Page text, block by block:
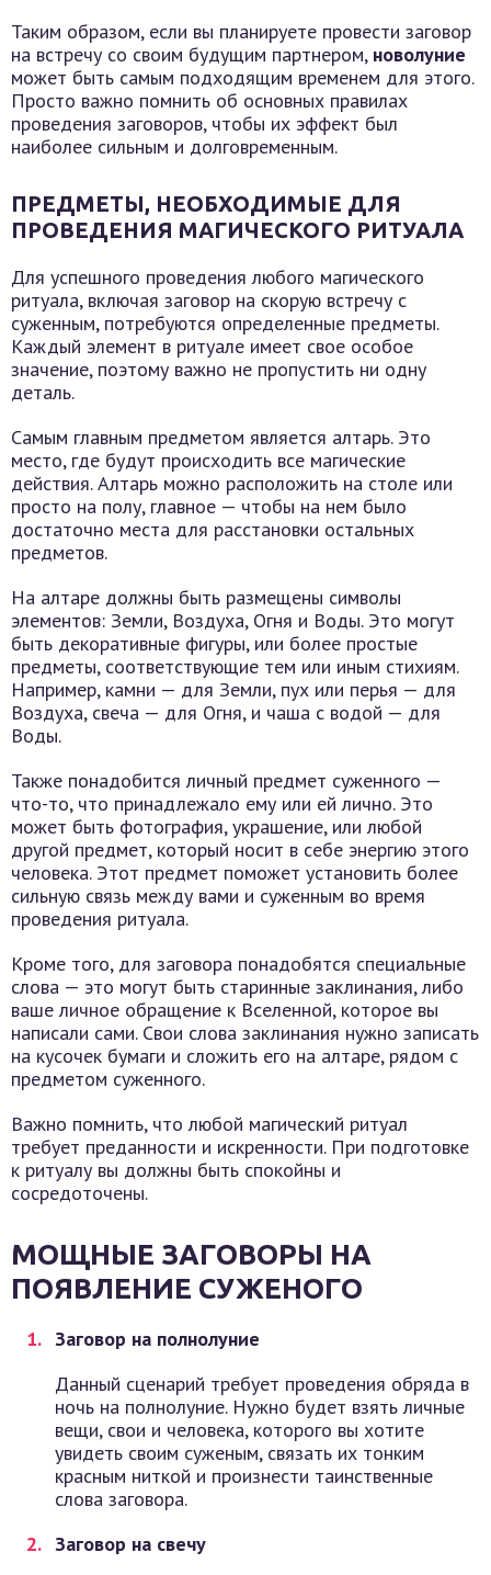
Таким образом, если вы планируете провести заговор
на встречу со своим будущим партнером, новолуние
может быть самым подходящим временем для этого.
Просто важно помнить об основных правилах
проведения заговоров, чтобы их эффект был
наиболее сильным и долговременным.
ПРЕДМЕТЫ, НЕОБХОДИМЫЕ ДЛЯ
ПРОВЕДЕНИЯ МАГИЧЕСКОГО РИТУАЛА
Для успешного проведения любого магического
ритуала, включая заговор на скорую встречу с
суженным, потребуются определенные предметы.
Каждый элемент в ритуале имеет свое особое
значение, поэтому важно не пропустить ни одну
деталь.
Самым главным предметом является алтарь. Это
место, где будут происходить все магические
действия. Алтарь можно расположить на столе или
просто на полу, главное — чтобы на нем было
достаточно места для расстановки остальных
предметов.
На алтаре должны быть размещены символы
элементов: Земли, Воздуха, Огня и Воды. Это могут
быть декоративные фигуры, или более простые
предметы, соответствующие тем или иным стихиям.
Например, камни — для Земли, пух или перья — для
Воздуха, свеча — для Огня, и чаша с водой — для
Воды.
Также понадобится личный предмет суженного —
что-то, что принадлежало ему или ей лично. Это
может быть фотография, украшение, или любой
другой предмет, который носит в себе энергию этого
человека. Этот предмет поможет установить более
сильную связь между вами и суженным во время
проведения ритуала.
Кроме того, для заговора понадобятся специальные
слова — это могут быть старинные заклинания, либо
ваше личное обращение к Вселенной, которое вы
написали сами. Свои слова заклинания нужно записать
на кусочек бумаги и сложить его на алтаре, рядом с
предметом суженного.
Важно помнить, что любой магический ритуал
требует преданности и искренности. При подготовке
к ритуалу вы должны быть спокойны и
сосредоточены.
МОЩНЫЕ ЗАГОВОРЫ НА
ПОЯВЛЕНИЕ СУЖЕНОГО
Заговор на полнолуние
Данный сценарий требует проведения обряда в
ночь на полнолуние. Нужно будет взять личные
вещи, свои и человека, которого вы хотите
увидеть своим суженым, связать их тонким
красным ниткой и произнести таинственные
слова заговора.
Заговор на свечу